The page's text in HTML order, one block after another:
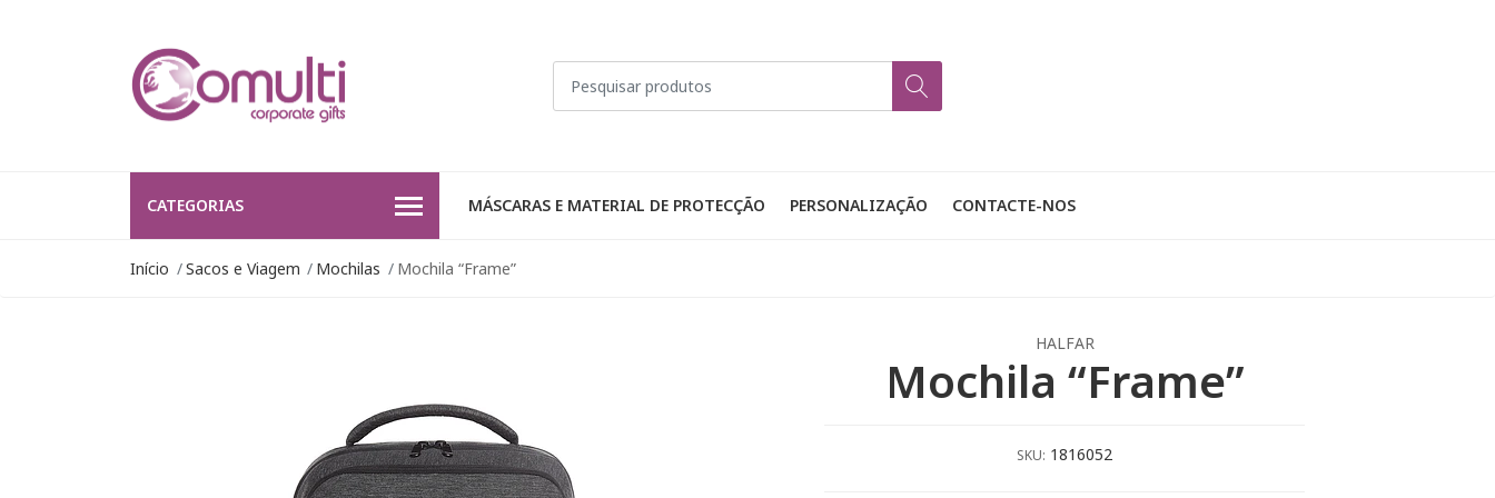
CATEGORIAS MÁSCARAS E MATERIAL DE PROTECÇÃO PERSONALIZAÇÃO CONTACTE-NOS
Início Sacos e Viagem Mochilas Mochila “Frame”
HALFAR
Mochila “Frame”
SKU: 1816052